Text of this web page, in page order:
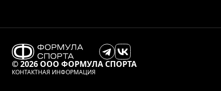
© 2026 ООО ФОРМУЛА СПОРТА
КОНТАКТНАЯ ИНФОРМАЦИЯ